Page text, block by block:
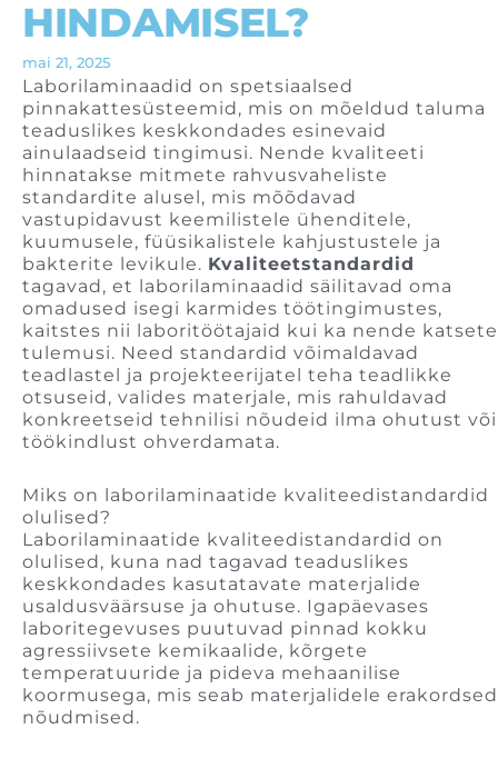
HINDAMISEL?
mai 21, 2025
Laborilaminaadid on spetsiaalsed
pinnakattesüsteemid, mis on mõeldud taluma
teaduslikes keskkondades esinevaid
ainulaadseid tingimusi. Nende kvaliteeti
hinnatakse mitmete rahvusvaheliste
standardite alusel, mis mõõdavad
vastupidavust keemilistele ühenditele,
kuumusele, füüsikalistele kahjustustele ja
bakterite levikule. Kvaliteetstandardid
tagavad, et laborilaminaadid säilitavad oma
omadused isegi karmides töötingimustes,
kaitstes nii laboritöötajaid kui ka nende katsete
tulemusi. Need standardid võimaldavad
teadlastel ja projekteerijatel teha teadlikke
otsuseid, valides materjale, mis rahuldavad
konkreetseid tehnilisi nõudeid ilma ohutust või
töökindlust ohverdamata.
Miks on laborilaminaatide kvaliteedistandardid
olulised?
Laborilaminaatide kvaliteedistandardid on
olulised, kuna nad tagavad teaduslikes
keskkondades kasutatavate materjalide
usaldusväärsuse ja ohutuse. Igapäevases
laboritegevuses puutuvad pinnad kokku
agressiivsete kemikaalide, kõrgete
temperatuuride ja pideva mehaanilise
koormusega, mis seab materjalidele erakordsed
nõudmised.